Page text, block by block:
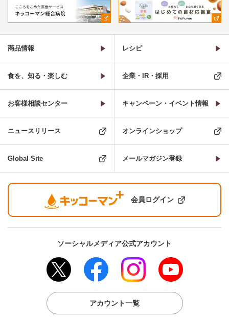
商品情報 レシピ
食を、知る・楽しむ 企業・IR・採用
お客様相談センター キャンペーン・イベント情報
ニュースリリース オンラインショップ
Global Site メールマガジン登録
会員ログイン
ソーシャルメディア公式アカウント
アカウント一覧